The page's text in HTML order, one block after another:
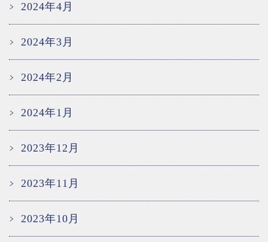
2024年4月
2024年3月
2024年2月
2024年1月
2023年12月
2023年11月
2023年10月